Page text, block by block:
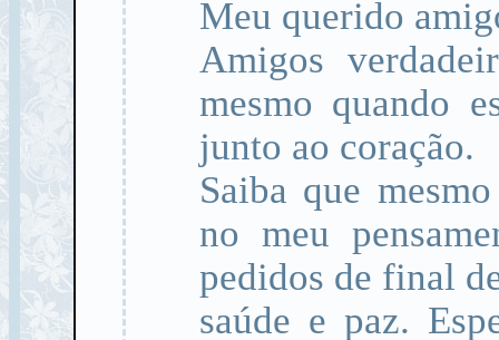
Meu querido
Amigos
mesmo quando
junto ao coração.
Saiba que
no meu
pedidos de final
saúde e paz.